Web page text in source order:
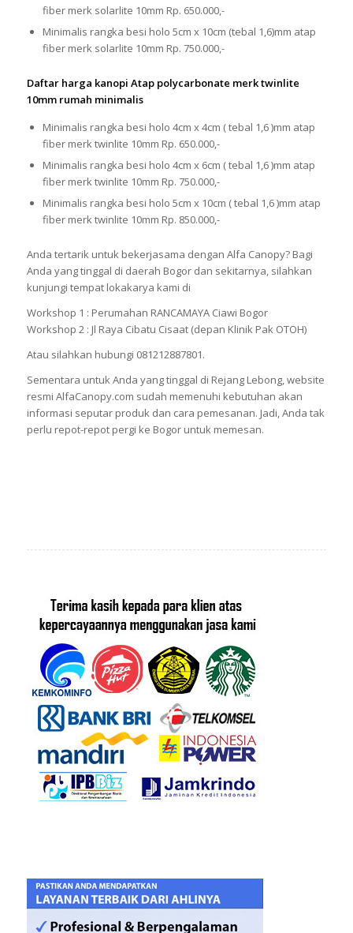
fiber merk solarlite 10mm Rp. 650.000,-
Minimalis rangka besi holo 5cm x 10cm (tebal 1,6)mm atap
fiber merk solarlite 10mm Rp. 750.000,-
Daftar harga kanopi Atap polycarbonate merk twinlite
10mm rumah minimalis
Minimalis rangka besi holo 4cm x 4cm ( tebal 1,6 )mm atap
fiber merk twinlite 10mm Rp. 650.000,-
Minimalis rangka besi holo 4cm x 6cm ( tebal 1,6 )mm atap
fiber merk twinlite 10mm Rp. 750.000,-
Minimalis rangka besi holo 5cm x 10cm ( tebal 1,6 )mm atap
fiber merk twinlite 10mm Rp. 850.000,-
Anda tertarik untuk bekerjasama dengan Alfa Canopy? Bagi
Anda yang tinggal di daerah Bogor dan sekitarnya, silahkan
kunjungi tempat lokakarya kami di
Workshop 1 : Perumahan RANCAMAYA Ciawi Bogor
Workshop 2 : Jl Raya Cibatu Cisaat (depan Klinik Pak OTOH)
Atau silahkan hubungi 081212887801.
Sementara untuk Anda yang tinggal di Rejang Lebong, website
resmi AlfaCanopy.com sudah memenuhi kebutuhan akan
informasi seputar produk dan cara pemesanan. Jadi, Anda tak
perlu repot-repot pergi ke Bogor untuk memesan.